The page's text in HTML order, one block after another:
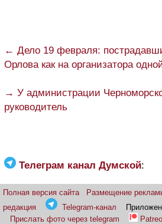
← Дело 19 февраля:
Орлова как на организатора
→ У администрации
руководитель
Телеграм канал Думской:
Полная версия сайта Размещение
редакция
Telegram-канал
Прислать фото через telegram